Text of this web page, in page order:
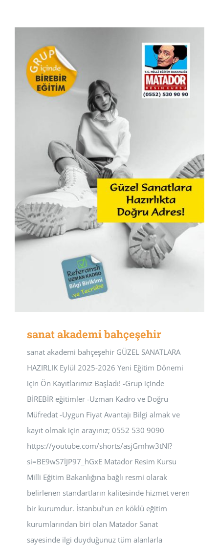
sanat akademi bahçeşehir
sanat akademi bahçeşehir GÜZEL SANATLARA
HAZIRLIK Eylül 2025-2026 Yeni Eğitim Dönemi
için Ön Kayıtlarımız Başladı! -Grup içinde
BİREBİR eğitimler -Uzman Kadro ve Doğru
Müfredat -Uygun Fiyat Avantajı Bilgi almak ve
kayıt olmak için arayınız; 0552 530 9090
https://youtube.com/shorts/asjGmhw3tNI?
si=BE9wS7lJP97_hGxE Matador Resim Kursu
Milli Eğitim Bakanlığına bağlı resmi olarak
belirlenen standartların kalitesinde hizmet veren
bir kurumdur. İstanbul’un en köklü eğitim
kurumlarından biri olan Matador Sanat
sayesinde ilgi duyduğunuz tüm alanlarla